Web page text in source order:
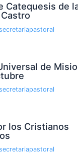
Catequesis de
de
los Cristianos